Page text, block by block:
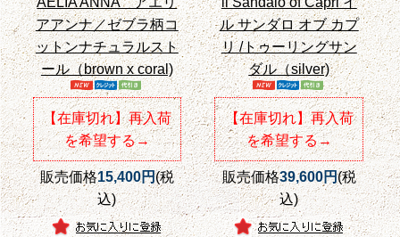
アアンナ／ゼブラ柄コ
ットンナチュラルスト
ール（brown x coral)
【在庫切れ】再入荷
を希望する→
販売価格15,400円(税
込)
ル サンダロ オブ カプ
リ /トゥーリングサン
ダル（silver)
【在庫切れ】再入荷
を希望する→
販売価格39,600円(税
込)